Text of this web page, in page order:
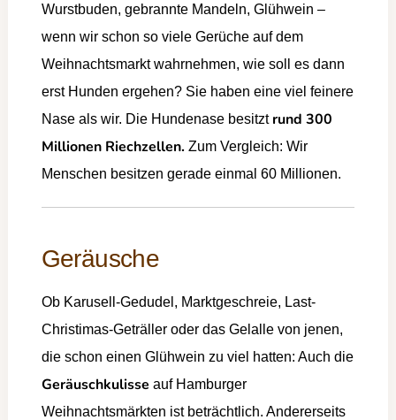
Wurstbuden, gebrannte Mandeln, Glühwein –
wenn wir schon so viele Gerüche auf dem
Weihnachtsmarkt wahrnehmen, wie soll es dann
erst Hunden ergehen? Sie haben eine viel feinere
Nase als wir. Die Hundenase besitzt rund 300
Millionen Riechzellen.Zum Vergleich: Wir
Menschen besitzen gerade einmal 60 Millionen.
Geräusche
Ob Karusell-Gedudel, Marktgeschreie, Last-
Christimas-Geträller oder das Gelalle von jenen,
die schon einen Glühwein zu viel hatten: Auch die
Geräuschkulisse auf Hamburger
Weihnachtsmärkten ist beträchtlich. Andererseits